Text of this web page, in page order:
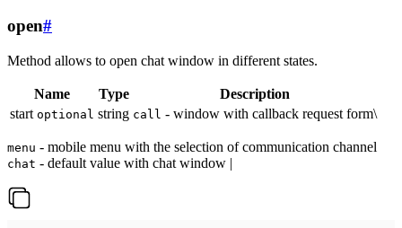
open#
Method allows to open chat window in different states.
Name Type
Description
start optional string call - window with callback request form\
menu - mobile menu with the selection of communication channel
chat - default value with chat window |